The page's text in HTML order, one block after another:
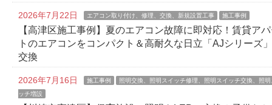
2026年7月22日 エアコン取り付け、修理、交換、新規設置工事 施工事例
【高津区施工事例】夏のエアコン故障に即対応！賃貸ア
トのエアコンをコンパクト＆高耐久な日立「AJシリーズ
交換
2026年7月16日 施工事例
照明交換、照明スイッチ修理、照明スイッチ交換、照明
ッチ増設